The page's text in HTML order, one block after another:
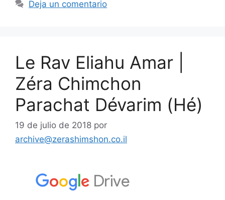
Deja un comentario
Le Rav Eliahu Amar |
Zéra Chimchon
Parachat Dévarim (Hé)
19 de julio de 2018 por
archive@zerashimshon.co.il